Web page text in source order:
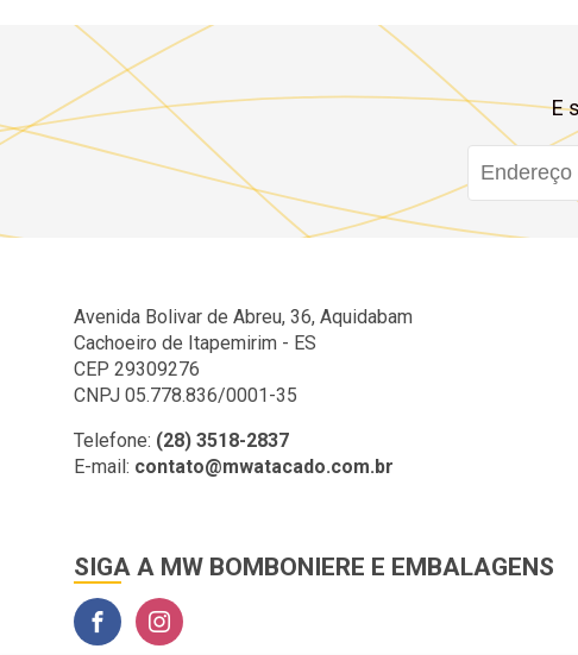
E
Avenida Bolivar de Abreu, 36, Aquidabam
Cachoeiro de Itapemirim - ES
CEP 29309276
CNPJ 05.778.836/0001-35
Telefone: (28) 3518-2837
E-mail: contato@mwatacado.com.br
SIGA A MW BOMBONIERE E EMBALAGENS